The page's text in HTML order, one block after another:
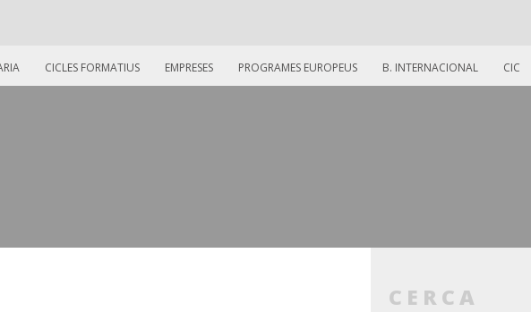
CICLES FORMATIUS EMPRESES PROGRAMES EUROPEUS B. INTERNACIONAL CIC
CERCA